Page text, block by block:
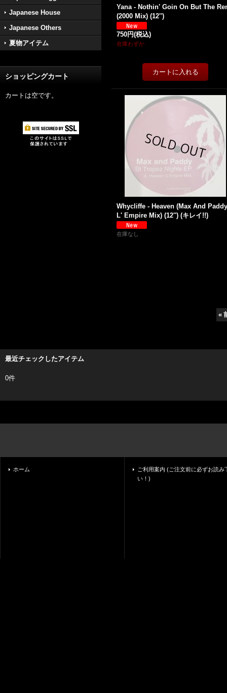
Japanese House
Japanese Others
夏物アイテム
ショッピングカート
カートは空です。
Yana - Nothin' Goin On But The
(2000 Mix) (12'')
750円(税込)
在庫わずか
Whycliffe - Heaven (Max And
L' Empire Mix) (12'') (キレイ!!)
在庫なし
«
最近チェックしたアイテム
0件
ホーム
ご利用案内 (ご注文前に必ずお読み
い！)